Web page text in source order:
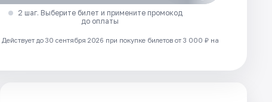
2 шаг. Выберите билет и примените промокод
до оплаты
Действует до 30 сентября 2026 при покупке билетов от 3 000 ₽ на